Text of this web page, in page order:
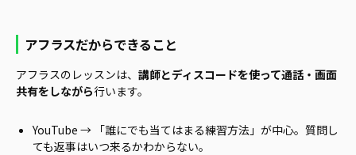
アフラスだからできること
アフラスのレッスンは、 講師とディスコードを使って通話・画面
共有をしながら行います。
YouTube → 「誰にでも当てはまる練習方法」が中心。質問し
ても返事はいつ来るかわからない。